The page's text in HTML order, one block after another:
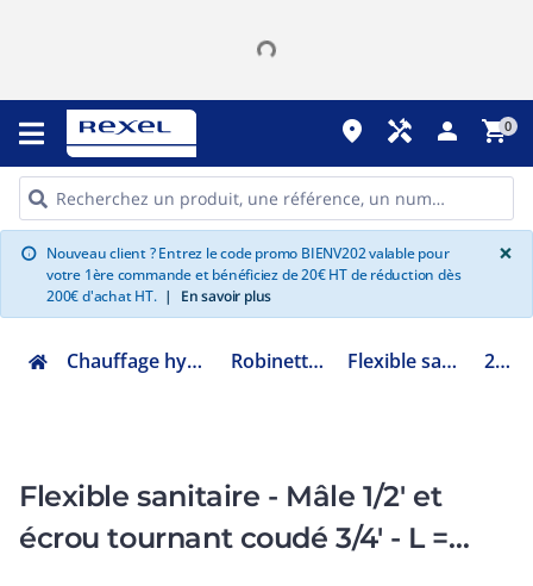
place handyman person shopping_cart0
info Nouveau client ? Entrez le code promo BIENV202 valable pour
votre 1ère commande et bénéficiez de 20€ HT de réduction dès
200€ d'achat HT. | En savoir plus
×
Chauffage hydraulique et plomberie Robinetterie de bâtiment Flexible sanitaire et chauffage 298547
Flexible sanitaire - Mâle 1/2' et
écrou tournant coudé 3/4' - L =